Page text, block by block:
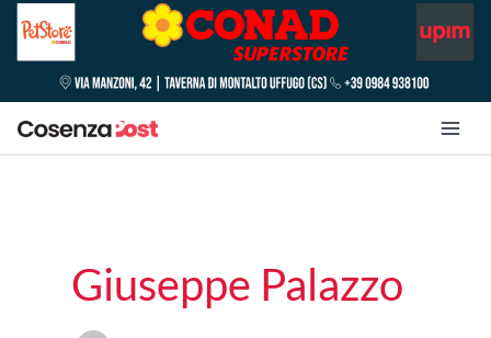
Giuseppe Palazzo